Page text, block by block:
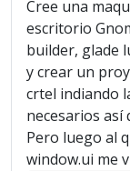
Cree una
escritorio
builder, glade
y crear un
crtel indiando
necesarios así
Pero luego al
window.ui me